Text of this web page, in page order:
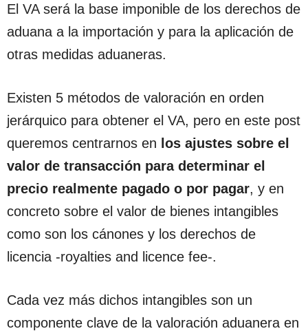
El VA será la base imponible de los derechos de
aduana a la importación y para la aplicación de
otras medidas aduaneras.
Existen 5 métodos de valoración en orden
jerárquico para obtener el VA, pero en este post
queremos centrarnos en los ajustes sobre el
valor de transacción para determinar el
precio realmente pagado o por pagar, y en
concreto sobre el valor de bienes intangibles
como son los cánones y los derechos de
licencia -royalties and licence fee-.
Cada vez más dichos intangibles son un
componente clave de la valoración aduanera en